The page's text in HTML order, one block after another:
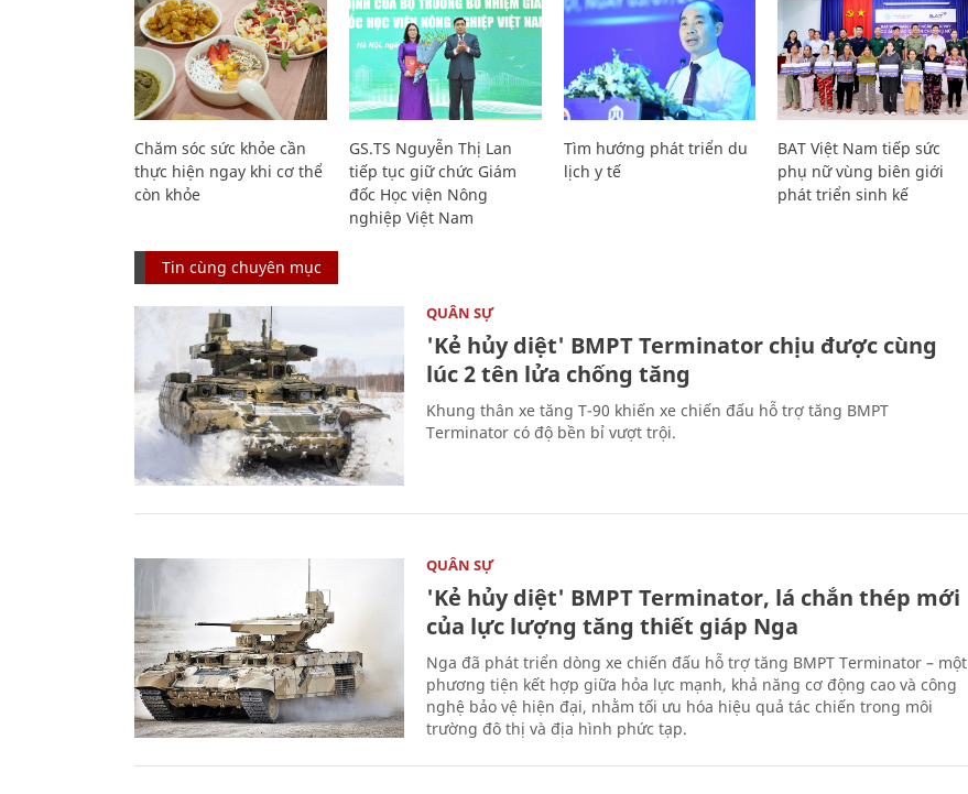
Chăm sóc sức khỏe cần
thực hiện ngay khi cơ thể
còn khỏe
GS.TS Nguyễn Thị Lan
tiếp tục giữ chức Giám
đốc Học viện Nông
nghiệp Việt Nam
Tìm hướng phát triển du
lịch y tế
BAT Việt Nam tiếp sức
phụ nữ vùng biên giới
phát triển sinh kế
Tin cùng chuyên mục
QUÂN SỰ
'Kẻ hủy diệt' BMPT Terminator chịu được cùng
lúc 2 tên lửa chống tăng
Khung thân xe tăng T-90 khiến xe chiến đấu hỗ trợ tăng BMPT
Terminator có độ bền bỉ vượt trội.
QUÂN SỰ
'Kẻ hủy diệt' BMPT Terminator, lá chắn thép mới
của lực lượng tăng thiết giáp Nga
Nga đã phát triển dòng xe chiến đấu hỗ trợ tăng BMPT Terminator – một
phương tiện kết hợp giữa hỏa lực mạnh, khả năng cơ động cao và công
nghệ bảo vệ hiện đại, nhằm tối ưu hóa hiệu quả tác chiến trong môi
trường đô thị và địa hình phức tạp.